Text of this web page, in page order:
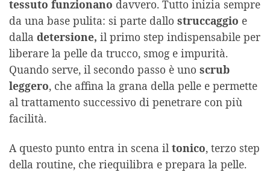
tessuto funzionano davvero. Tutto inizia sempre
da una base pulita: si parte dallo struccaggio e
dalla detersione, il primo step indispensabile per
liberare la pelle da trucco, smog e impurità.
Quando serve, il secondo passo è uno scrub
leggero, che affina la grana della pelle e permette
al trattamento successivo di penetrare con più
facilità.
A questo punto entra in scena il tonico, terzo step
della routine, che riequilibra e prepara la pelle.